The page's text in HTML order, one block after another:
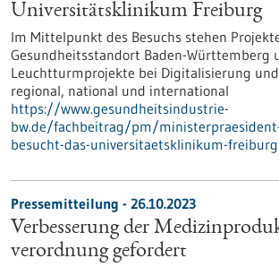
Universitätsklinikum Freiburg
Im Mittelpunkt des Besuchs stehen
Gesundheitsstandort Baden-Württemberg
Leuchtturmprojekte bei Digitalisierung
regional, national und international
https://www.gesundheitsindustrie-
bw.de/fachbeitrag/pm/
besucht-das-universitaetsklinikum-freiburg
Pressemitteilung - 26.10.2023
Verbesserung der
verordnung gefordert